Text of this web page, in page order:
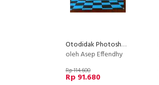
Otodidak Photoshop Dari Basic Hingga Mahir
oleh Asep Effendhy
Rp 114.600
Rp 91.680